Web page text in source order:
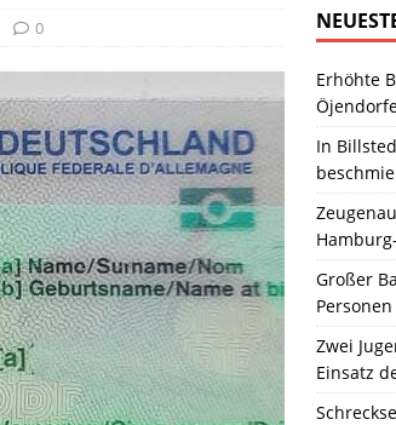
0
Erhöhte
In
Großer
Zwei
Einsatz